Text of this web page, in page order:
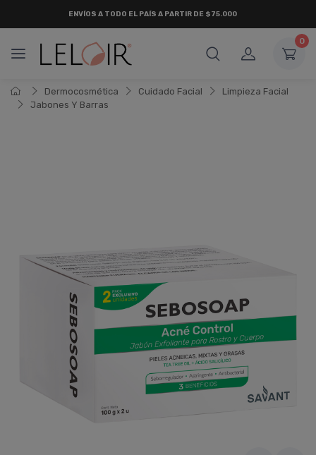
ENVÍOS A TODO EL PAÍS A PARTIR DE $75.000
0
Dermocosmética Cuidado Facial
Limpieza Facial
Jabones Y Barras